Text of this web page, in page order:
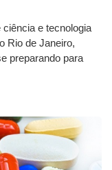
e tecnologia
Rio de Janeiro,
preparando para